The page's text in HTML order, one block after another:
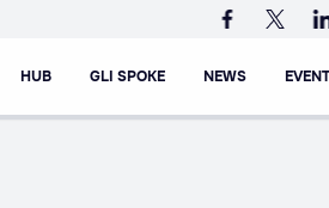
HUB GLI SPOKE NEWS